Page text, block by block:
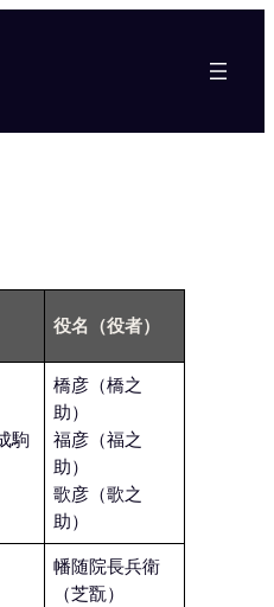
役名 （役者）
駒
橋彦（橋之
助）
福彦（福之
助）
歌彦（歌之
助）
幡随院長兵衛
（芝翫）